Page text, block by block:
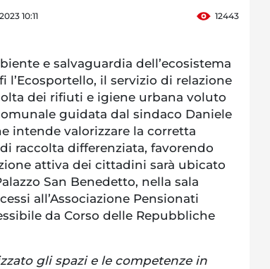
10:11 12443
e salvaguardia dell’ecosistema
l’Ecosportello, il servizio di relazione
dei rifiuti e igiene urbana voluto
guidata dal sindaco Daniele
intende valorizzare la corretta
raccolta differenziata, favorendo
attiva dei cittadini sarà ubicato
San Benedetto, nella sala
all’Associazione Pensionati
da Corso delle Repubbliche
gli spazi e le competenze in